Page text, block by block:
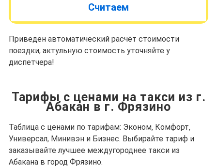
Считаем
Приведен автоматический расчёт стоимости
поездки, актульную стоимость уточняйте у
диспетчера!
Тарифы с ценами на такси из г.
Абакан в г. Фрязино
Таблица с ценами по тарифам: Эконом, Комфорт,
Универсал, Минивэн и Бизнес. Выбирайте тариф и
заказывайте лучшее междугороднее такси из
Абакана в город Фрязино.